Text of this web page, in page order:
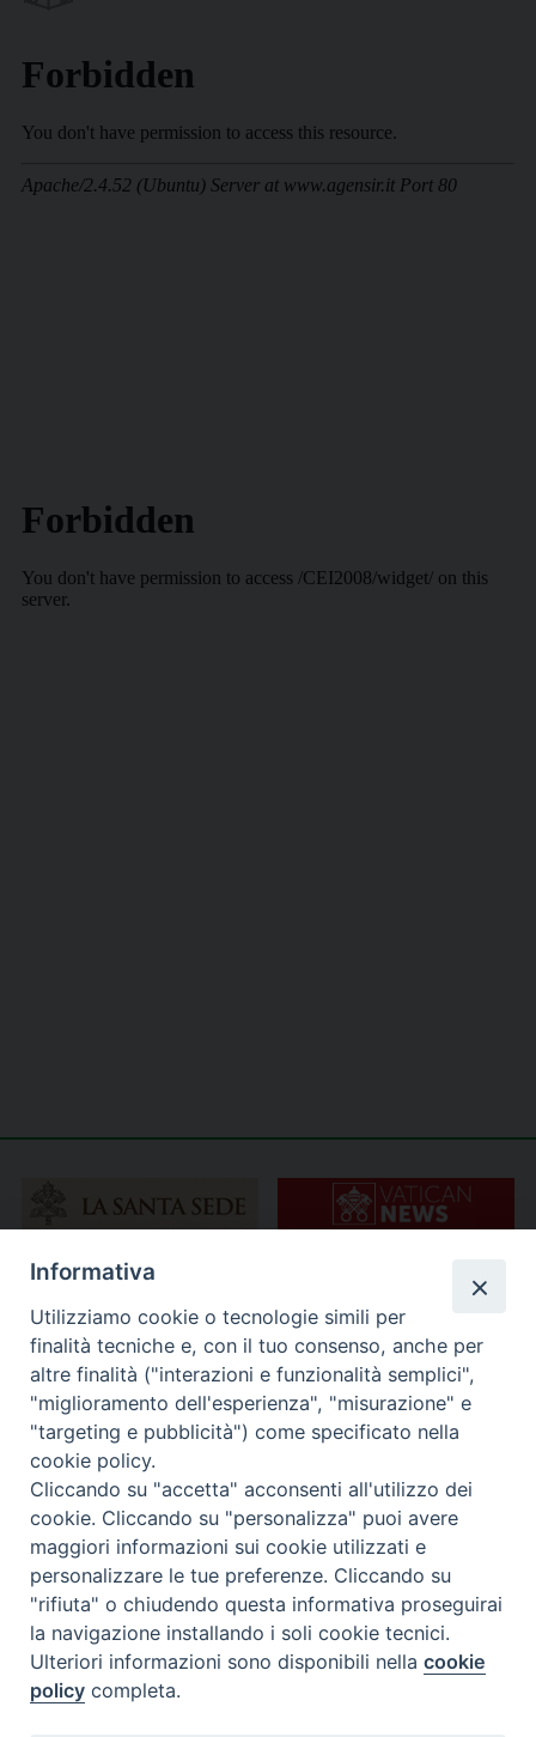
Informativa
Utilizziamo cookie o tecnologie simili per
finalità tecniche e, con il tuo consenso, anche per
altre finalità ("interazioni e funzionalità semplici",
"miglioramento dell'esperienza", "misurazione" e
"targeting e pubblicità") come specificato nella
cookie policy.
Cliccando su "accetta" acconsenti all'utilizzo dei
cookie. Cliccando su "personalizza" puoi avere
maggiori informazioni sui cookie utilizzati e
personalizzare le tue preferenze. Cliccando su
"rifiuta" o chiudendo questa informativa proseguirai
la navigazione installando i soli cookie tecnici.
Ulteriori informazioni sono disponibili nellacookie
policy completa.